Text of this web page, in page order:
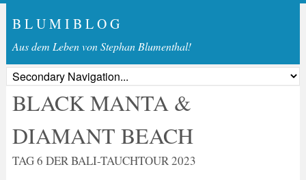
B L U M I B L O G
Aus dem Leben von Stephan Blumenthal!
BLACK MANTA &
DIAMANT BEACH
TAG 6 DER BALI-TAUCHTOUR 2023